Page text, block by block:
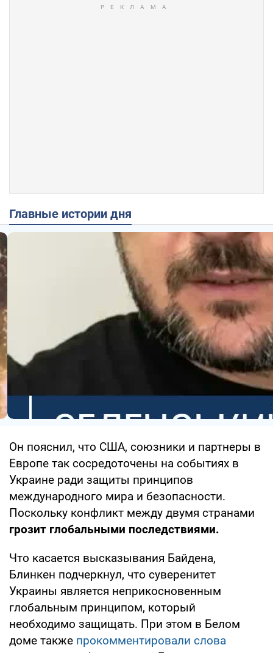
Главные истории дня
Он пояснил, что США, союзники и партнеры в
Европе так сосредоточены на событиях в
Украине ради защиты принципов
международного мира и безопасности.
Поскольку конфликт между двумя странами
грозит глобальными последствиями.
Что касается высказывания Байдена,
Блинкен подчеркнул, что суверенитет
Украины является неприкосновенным
глобальным принципом, который
необходимо защищать. При этом в Белом
доме также прокомментировали слова